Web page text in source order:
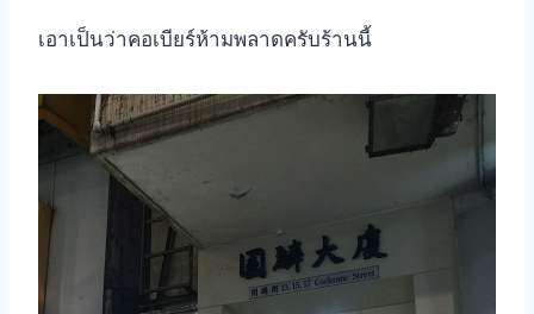
เอาเป็นว่าคอเบียร์ห้ามพลาดครับร้านนี้